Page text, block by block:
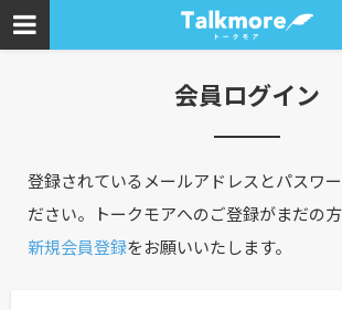
会員ログイン
登録されているメールアドレスとパスワ
ださい。トークモアへのご登録がまだの方
新規会員登録をお願いいたします。